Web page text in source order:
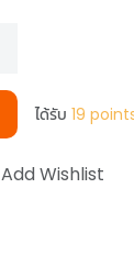
ได้รับ 19
Add Wishlist